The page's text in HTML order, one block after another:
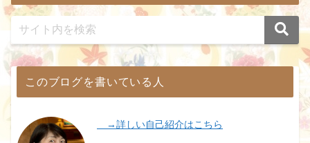
このブログを書いている人
→詳しい自己紹介はこちら